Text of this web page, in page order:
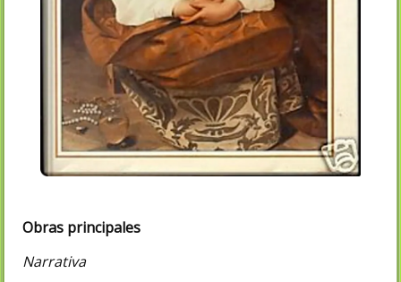
Obras principales
Narrativa